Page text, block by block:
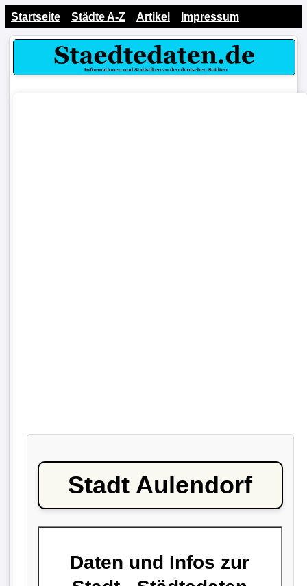
Startseite Städte A-Z Artikel Impressum
Stadt Aulendorf
Daten und Infos zur